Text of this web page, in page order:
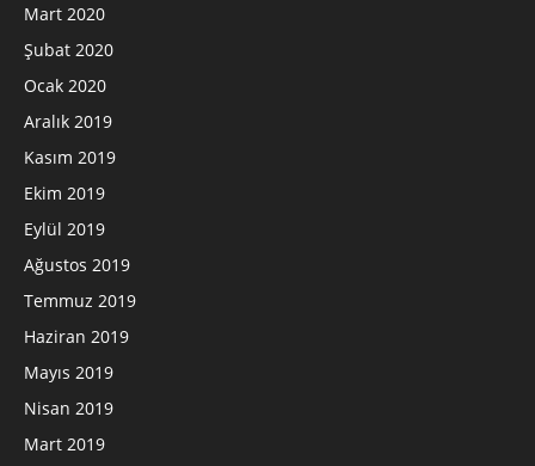
Mart 2020
Şubat 2020
Ocak 2020
Aralık 2019
Kasım 2019
Ekim 2019
Eylül 2019
Ağustos 2019
Temmuz 2019
Haziran 2019
Mayıs 2019
Nisan 2019
Mart 2019